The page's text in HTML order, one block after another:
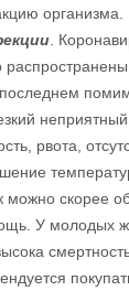
организма.
.
рвота,
можно скорее
У молодых